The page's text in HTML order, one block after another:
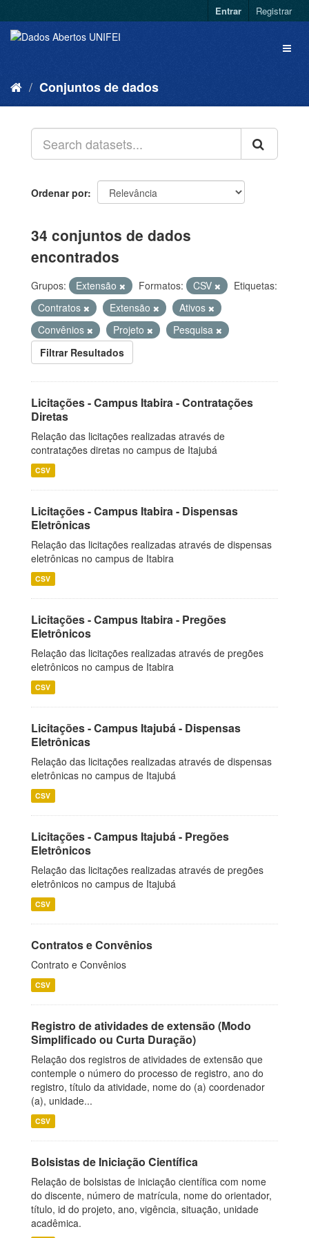
Entrar Registrar
Conjuntos de dados
Ordenar por
34 conjuntos de dados
encontrados
Grupos: Extensão Formatos: CSV
Etiquetas:
Contratos
Extensão
Ativos
Convênios
Projeto
Pesquisa
Filtrar Resultados
Licitações - Campus Itabira - Contratações
Diretas
Relação das licitações realizadas através de
contratações diretas no campus de Itajubá
CSV
Licitações - Campus Itabira - Dispensas
Eletrônicas
Relação das licitações realizadas através de dispensas
eletrônicas no campus de Itabira
CSV
Licitações - Campus Itabira - Pregões
Eletrônicos
Relação das licitações realizadas através de pregões
eletrônicos no campus de Itabira
CSV
Licitações - Campus Itajubá - Dispensas
Eletrônicas
Relação das licitações realizadas através de dispensas
eletrônicas no campus de Itajubá
CSV
Licitações - Campus Itajubá - Pregões
Eletrônicos
Relação das licitações realizadas através de pregões
eletrônicos no campus de Itajubá
CSV
Contratos e Convênios
Contrato e Convênios
CSV
Registro de atividades de extensão (Modo
Simplificado ou Curta Duração)
Relação dos registros de atividades de extensão que
contemple o número do processo de registro, ano do
registro, título da atividade, nome do (a) coordenador
(a), unidade...
CSV
Bolsistas de Iniciação Científica
Relação de bolsistas de iniciação científica com nome
do discente, número de matrícula, nome do orientador,
título, id do projeto, ano, vigência, situação, unidade
acadêmica.